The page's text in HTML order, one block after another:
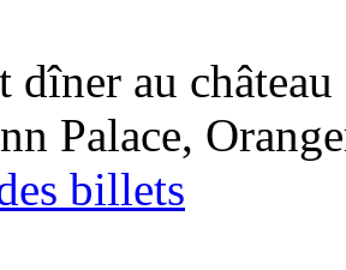
dîner au
Palace,
billets